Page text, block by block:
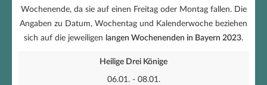
Wochenende, da sie auf einen Freitag oder Montag fallen. Die
Angaben zu Datum, Wochentag und Kalenderwoche beziehen
sich auf die jeweiligen langen Wochenenden in Bayern 2023.
Heilige Drei Könige
06.01. - 08.01.